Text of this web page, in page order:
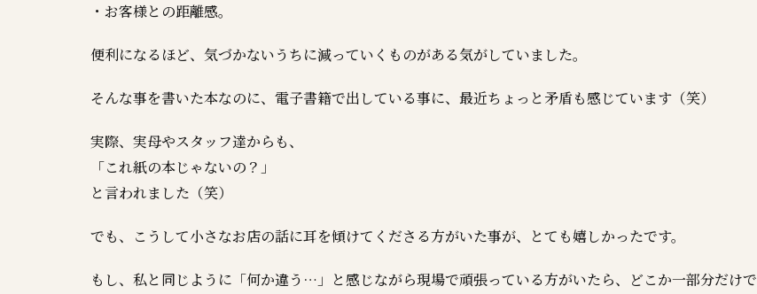
・お客様との距離感。
便利になるほど、気づかないうちに減っていくものがある気がしていました。
そんな事を書いた本なのに、電子書籍で出している事に、最近ちょっと矛盾も感じています（笑）
実際、実母やスタッフ達からも、
「これ紙の本じゃないの？」
と言われました（笑）
でも、こうして小さなお店の話に耳を傾けてくださる方がいた事が、とても嬉しかったです。
もし、私と同じように「何か違う…」と感じながら現場で頑張っている方がいたら、どこか一部分だけで